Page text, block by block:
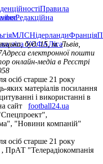
Правила
Редакційна
viber
МЛСНідерландиФранція
ліга УЄФАЛіга
буд. 15, м. Львів,
Адреса електронної пошти
онлайн-медіа в Реєстрі
осіб старше 21 року
яких матеріалів посилання
і використанні в
сайт
football24.ua
"Новини компаній"
осіб старше 21 року
, ПрАТ "Телерадіокомпанія